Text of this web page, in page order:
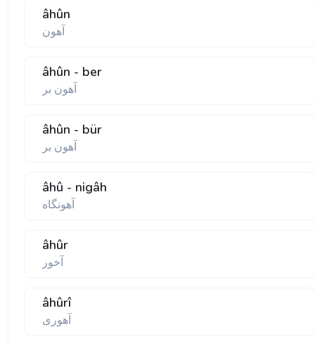
âhûn
آهون
âhûn - ber
آهون بر
âhûn - bür
آهون بر
âhû - nigâh
آهونگاه
âhûr
آخور
âhûrî
آهورى